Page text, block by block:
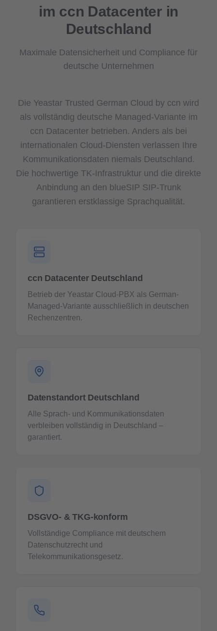
im ccn Datacenter in
Deutschland
Maximale Datensicherheit und Compliance für
deutsche Unternehmen
Die Yeastar Trusted German Cloud by ccn wird
als vollständig deutsche Managed-Variante im
ccn Datacenter betrieben. Anders als bei
internationalen Cloud-Diensten verlassen Ihre
Kommunikationsdaten niemals Deutschland.
Die hochwertige TK-Infrastruktur und die direkte
Anbindung an den blueSIP SIP-Trunk
garantieren erstklassige Sprachqualität.
ccn Datacenter Deutschland
Betrieb der Yeastar Cloud-PBX als German-
Managed-Variante ausschließlich in deutschen
Rechenzentren.
Datenstandort Deutschland
Alle Sprach- und Kommunikationsdaten
verbleiben vollständig in Deutschland –
garantiert.
DSGVO- & TKG-konform
Vollständige Compliance mit deutschem
Datenschutzrecht und
Telekommunikationsgesetz.